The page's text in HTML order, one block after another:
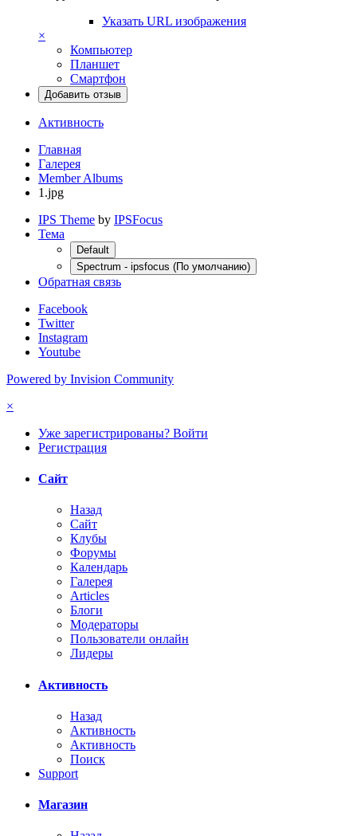
Указать URL изображения
×
Компьютер
Планшет
Смартфон
Добавить отзыв
Активность
Главная
Галерея
Member Albums
1.jpg
IPS Theme by IPSFocus
Тема
Default
Spectrum - ipsfocus (По умолчанию)
Обратная связь
Facebook
Twitter
Instagram
Youtube
Powered by Invision Community
×
Уже зарегистрированы? Войти
Регистрация
Сайт
Назад
Сайт
Клубы
Форумы
Календарь
Галерея
Articles
Блоги
Модераторы
Пользователи онлайн
Лидеры
Активность
Назад
Активность
Активность
Поиск
Support
Магазин